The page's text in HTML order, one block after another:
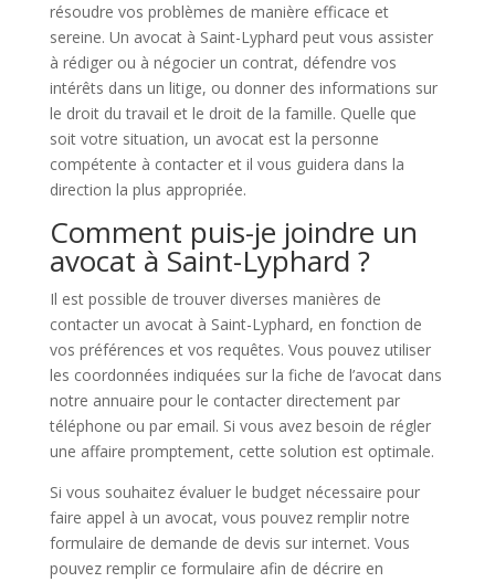
résoudre vos problèmes de manière efficace et
sereine. Un avocat à Saint-Lyphard peut vous assister
à rédiger ou à négocier un contrat, défendre vos
intérêts dans un litige, ou donner des informations sur
le droit du travail et le droit de la famille. Quelle que
soit votre situation, un avocat est la personne
compétente à contacter et il vous guidera dans la
direction la plus appropriée.
Comment puis-je joindre un
avocat à Saint-Lyphard ?
Il est possible de trouver diverses manières de
contacter un avocat à Saint-Lyphard, en fonction de
vos préférences et vos requêtes. Vous pouvez utiliser
les coordonnées indiquées sur la fiche de l’avocat dans
notre annuaire pour le contacter directement par
téléphone ou par email. Si vous avez besoin de régler
une affaire promptement, cette solution est optimale.
Si vous souhaitez évaluer le budget nécessaire pour
faire appel à un avocat, vous pouvez remplir notre
formulaire de demande de devis sur internet. Vous
pouvez remplir ce formulaire afin de décrire en